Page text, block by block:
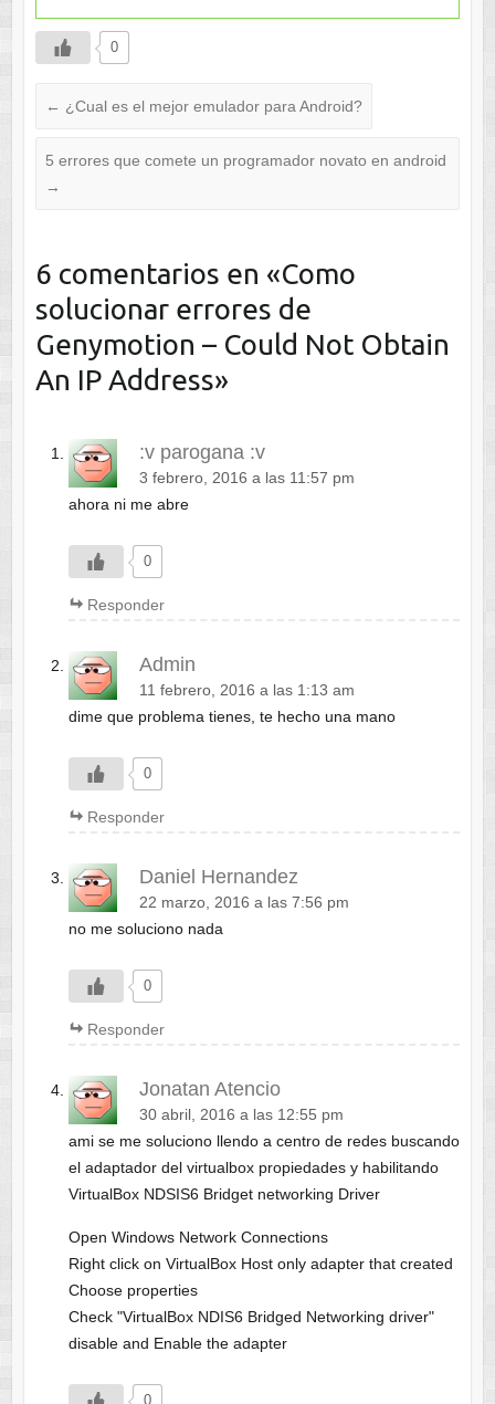
0
← ¿Cual es el mejor emulador para Android?
5 errores que comete un programador novato en android
→
6 comentarios en «Como
solucionar errores de
Genymotion – Could Not Obtain
An IP Address»
:v parogana :v
3 febrero, 2016 a las 11:57 pm
ahora ni me abre
0
Responder
Admin
11 febrero, 2016 a las 1:13 am
dime que problema tienes, te hecho una mano
0
Responder
Daniel Hernandez
22 marzo, 2016 a las 7:56 pm
no me soluciono nada
0
Responder
Jonatan Atencio
30 abril, 2016 a las 12:55 pm
ami se me soluciono llendo a centro de redes buscando
el adaptador del virtualbox propiedades y habilitando
VirtualBox NDSIS6 Bridget networking Driver
Open Windows Network Connections
Right click on VirtualBox Host only adapter that created
Choose properties
Check "VirtualBox NDIS6 Bridged Networking driver"
disable and Enable the adapter
0